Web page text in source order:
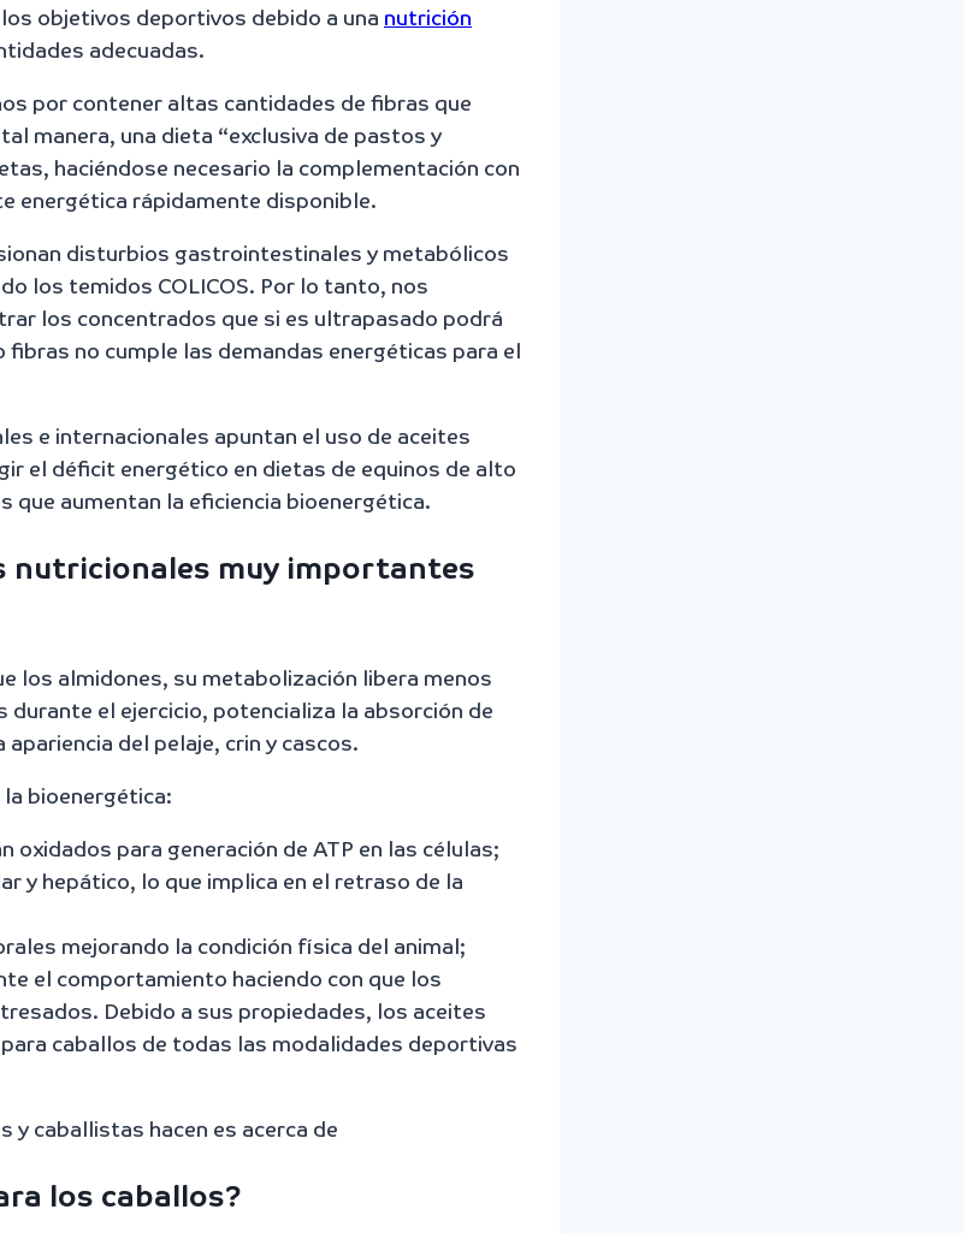
objetivos deportivos debido a una nutrición
adecuadas.
por contener altas cantidades de fibras que
manera, una dieta “exclusiva de pastos y
haciéndose necesario la complementación con
energética rápidamente disponible.
disturbios gastrointestinales y metabólicos
los temidos COLICOS. Por lo tanto, nos
los concentrados que si es ultrapasado podrá
no cumple las demandas energéticas para el
e internacionales apuntan el uso de aceites
el déficit energético en dietas de equinos de alto
aumentan la eficiencia bioenergética.
nutricionales muy importantes
los almidones, su metabolización libera menos
el ejercicio, potencializa la absorción de
del pelaje, crin y cascos.
bioenergética:
para generación de ATP en las células;
y hepático, lo que implica en el retraso de la
mejorando la condición física del animal;
el comportamiento haciendo con que los
Debido a sus propiedades, los aceites
caballos de todas las modalidades deportivas
y caballistas hacen es acerca de
los caballos?